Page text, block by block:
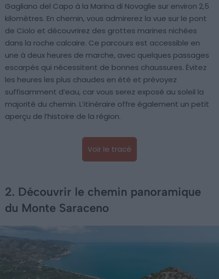
Gagliano del Capo à la Marina di Novaglie sur environ 2,5
kilomètres. En chemin, vous admirerez la vue sur le pont
de Ciolo et découvrirez des grottes marines nichées
dans la roche calcaire. Ce parcours est accessible en
une à deux heures de marche, avec quelques passages
escarpés qui nécessitent de bonnes chaussures. Évitez
les heures les plus chaudes en été et prévoyez
suffisamment d’eau, car vous serez exposé au soleil la
majorité du chemin. L’itinéraire offre également un petit
aperçu de l’histoire de la région.
Voir le tracé
2. Découvrir le chemin panoramique
du Monte Saraceno